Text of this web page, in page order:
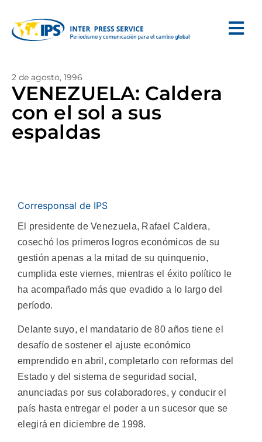
2 de agosto, 1996
VENEZUELA: Caldera
con el sol a sus
espaldas
Corresponsal de IPS
El presidente de Venezuela, Rafael Caldera,
cosechó los primeros logros económicos de su
gestión apenas a la mitad de su quinquenio,
cumplida este viernes, mientras el éxito político le
ha acompañado más que evadido a lo largo del
período.
Delante suyo, el mandatario de 80 años tiene el
desafío de sostener el ajuste económico
emprendido en abril, completarlo con reformas del
Estado y del sistema de seguridad social,
anunciadas por sus colaboradores, y conducir el
país hasta entregar el poder a un sucesor que se
elegirá en diciembre de 1998.